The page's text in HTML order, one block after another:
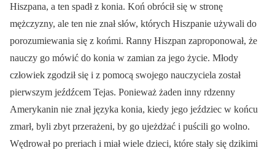
Hiszpana, a ten spadł z konia. Koń obrócił się w stronę
mężczyzny, ale ten nie znał słów, których Hiszpanie używali do
porozumiewania się z końmi. Ranny Hiszpan zaproponował, że
nauczy go mówić do konia w zamian za jego życie. Młody
człowiek zgodził się i z pomocą swojego nauczyciela został
pierwszym jeźdźcem Tejas. Ponieważ żaden inny rdzenny
Amerykanin nie znał języka konia, kiedy jego jeździec w końcu
zmarł, byli zbyt przerażeni, by go ujeżdżać i puścili go wolno.
Wędrował po preriach i miał wiele dzieci, które stały się dzikimi